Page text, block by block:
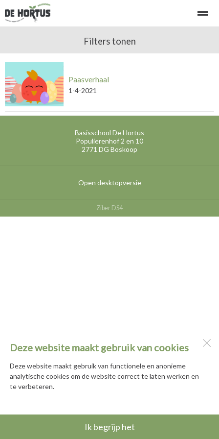
Welkom bij basisschool de Hortus Kennismaken - rondleiding
Home Bellen
Deze website maakt gebruik van cookies
Deze website maakt gebruik van functionele en anonieme
analytische cookies om de website correct te laten werken en
te verbeteren.
Ik begrijp het
Filters tonen
Paasverhaal
1-4-2021
Basisschool De Hortus
Populierenhof 2 en 10
2771 DG Boskoop
Open desktopversie
Ziber DS4